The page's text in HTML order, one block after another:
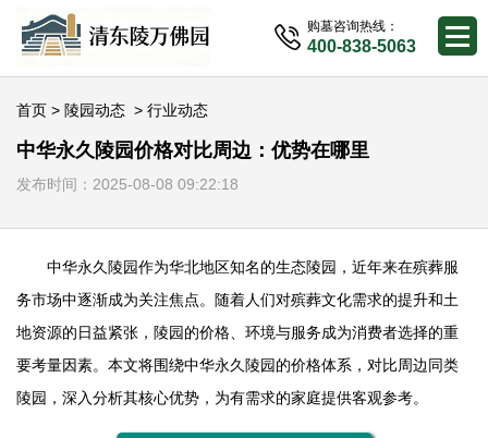
购墓咨询热线：
400-838-5063
首页 > 陵园动态 > 行业动态
中华永久陵园价格对比周边：优势在哪里
发布时间：2025-08-08 09:22:18
中华永久陵园作为华北地区知名的生态陵园，近年来在殡葬服
务市场中逐渐成为关注焦点。随着人们对殡葬文化需求的提升和土
地资源的日益紧张，陵园的价格、环境与服务成为消费者选择的重
要考量因素。本文将围绕中华永久陵园的价格体系，对比周边同类
陵园，深入分析其核心优势，为有需求的家庭提供客观参考。